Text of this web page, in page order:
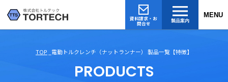
資料請求・お
問合せ
製品案内
MENU
TOP 電動トルクレンチ（ナットランナー） 製品一覧【特徴】
PRODUCTS